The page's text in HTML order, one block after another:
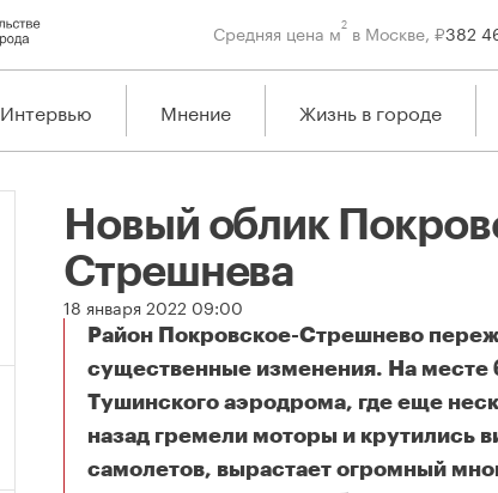
Средняя цена м2в Москве, ₽382
Интервью Мнение Жизнь в городе
Новый облик
Стрешнева
18 января 2022 09:00
Район Покровское-Стрешнево
существенные изменения. На месте
Тушинского аэродрома, где еще
назад гремели моторы и крутились
самолетов, вырастает огромный